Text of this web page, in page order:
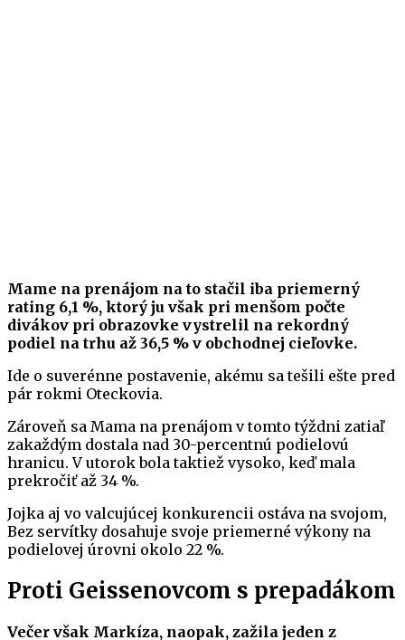
Mame na prenájom na to stačil iba priemerný
rating 6,1 %, ktorý ju však pri menšom počte
divákov pri obrazovke vystrelil na rekordný
podiel na trhu až 36,5 % v obchodnej cieľovke.
Ide o suverénne postavenie, akému sa tešili ešte pred
pár rokmi Oteckovia.
Zároveň sa Mama na prenájom v tomto týždni zatiaľ
zakaždým dostala nad 30-percentnú podielovú
hranicu. V utorok bola taktiež vysoko, keď mala
prekročiť až 34 %.
Jojka aj vo valcujúcej konkurencii ostáva na svojom,
Bez servítky dosahuje svoje priemerné výkony na
podielovej úrovni okolo 22 %.
Proti Geissenovcom s prepadákom
Večer však Markíza, naopak, zažila jeden z